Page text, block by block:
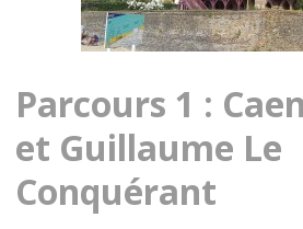
Parcours 1 :
et Guillaume Le
Conquérant